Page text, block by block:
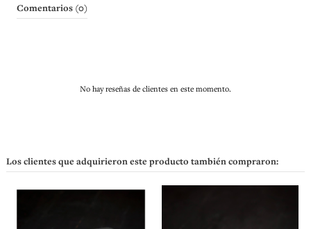
Comentarios (0)
No hay reseñas de clientes en este momento.
Los clientes que adquirieron este producto también compraron: